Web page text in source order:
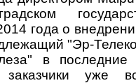
года о
"Эр-
в
заказчики уже